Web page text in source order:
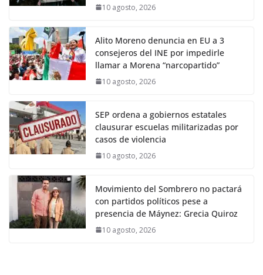
10 agosto, 2026
Alito Moreno denuncia en EU a 3
consejeros del INE por impedirle
llamar a Morena “narcopartido”
10 agosto, 2026
SEP ordena a gobiernos estatales
clausurar escuelas militarizadas por
casos de violencia
10 agosto, 2026
Movimiento del Sombrero no pactará
con partidos políticos pese a
presencia de Máynez: Grecia Quiroz
10 agosto, 2026